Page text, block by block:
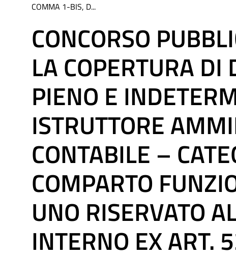
COMMA 1-BIS, D...
CONCORSO
LA COPERTURA DI
PIENO E
ISTRUTTORE
CONTABILE –
COMPARTO
UNO RISERVATO
INTERNO EX ART.